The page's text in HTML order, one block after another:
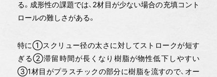
る。成形性の課題では、2材目が少ない場合の充填コント
ロールの難しさがある。
特に①スクリュー径の太さに対してストロークが短す
ぎる②滞留時間が長くなり樹脂が物性低下しやすい
③1材目がプラスチックの部分に樹脂を流すので、オー